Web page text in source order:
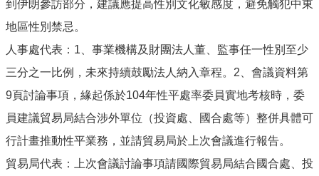
到伊朗參訪部分，建議應提高性別文化敏感度，避免觸犯中東
地區性別禁忌。
人事處代表：1、事業機構及財團法人董、監事任一性別至少
三分之一比例，未來持續鼓勵法人納入章程。2、會議資料第
9頁討論事項，緣起係於104年性平處率委員實地考核時，委
員建議貿易局結合涉外單位（投資處、國合處等）整併具體可
行計畫推動性平業務，並請貿易局於上次會議進行報告。
貿易局代表：上次會議討論事項請國際貿易局結合國合處、投